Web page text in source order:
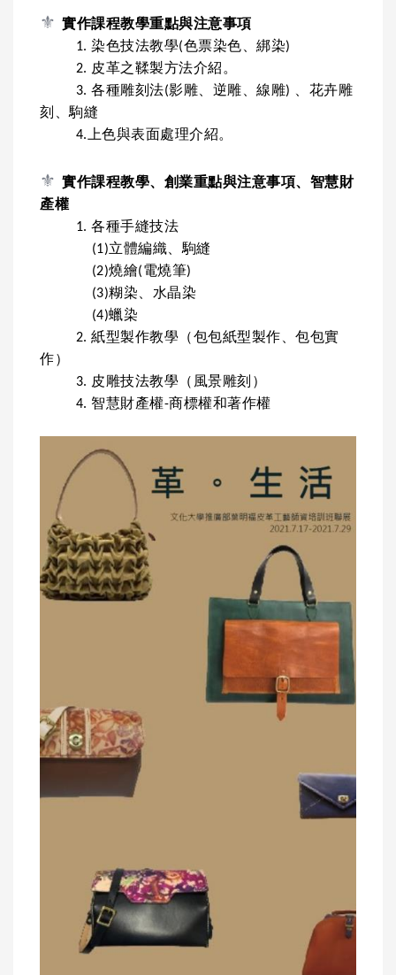
⚜️ 實作課程教學重點與注意事項
1. 染色技法教學(色票染色、綁染)
2. 皮革之鞣製方法介紹。
3. 各種雕刻法(影雕、逆雕、線雕) 、 花卉雕
刻、駒縫
4.上色與表面處理介紹。
⚜️ 實作課程教學、創業重點與注意事項、智慧財
產權
1. 各種手縫技法
(1)立體編織、駒縫
(2)燒繪(電燒筆)
(3)糊染、水晶染
(4)蠟染
2. 紙型製作教學（包包紙型製作、包包實
作）
3. 皮雕技法教學（風景雕刻）
4. 智慧財產權-商標權和著作權